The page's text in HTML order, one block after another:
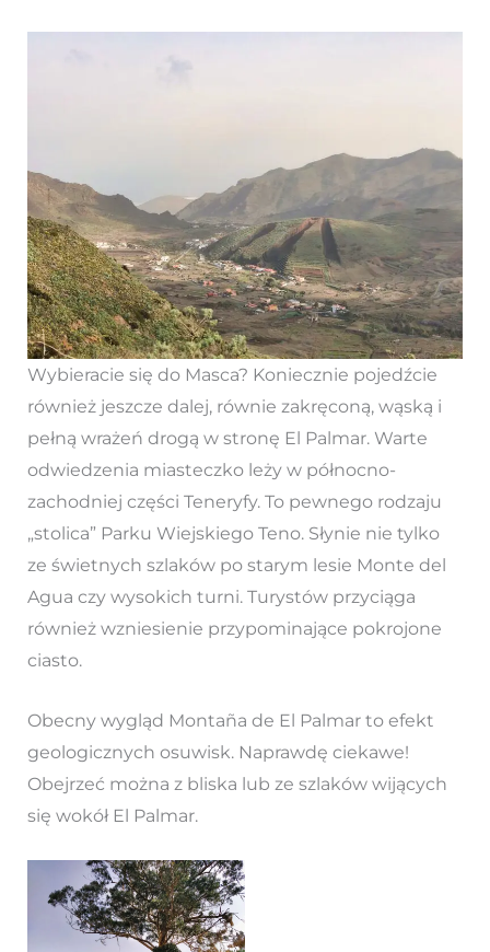
Wybieracie się do Masca? Koniecznie pojedźcie
również jeszcze dalej, równie zakręconą, wąską i
pełną wrażeń drogą w stronę El Palmar. Warte
odwiedzenia miasteczko leży w północno-
zachodniej części Teneryfy. To pewnego rodzaju
„stolica” Parku Wiejskiego Teno. Słynie nie tylko
ze świetnych szlaków po starym lesie Monte del
Agua czy wysokich turni. Turystów przyciąga
również wzniesienie przypominające pokrojone
ciasto.
Obecny wygląd Montaña de El Palmar to efekt
geologicznych osuwisk. Naprawdę ciekawe!
Obejrzeć można z bliska lub ze szlaków wijących
się wokół El Palmar.